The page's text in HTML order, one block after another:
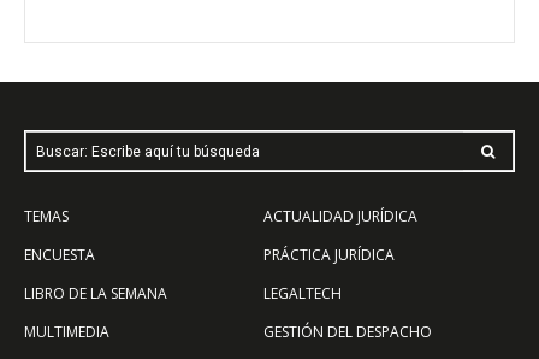
Buscar: Escribe aquí tu búsqueda
TEMAS
ENCUESTA
LIBRO DE LA SEMANA
MULTIMEDIA
ACTUALIDAD JURÍDICA
PRÁCTICA JURÍDICA
LEGALTECH
GESTIÓN DEL DESPACHO